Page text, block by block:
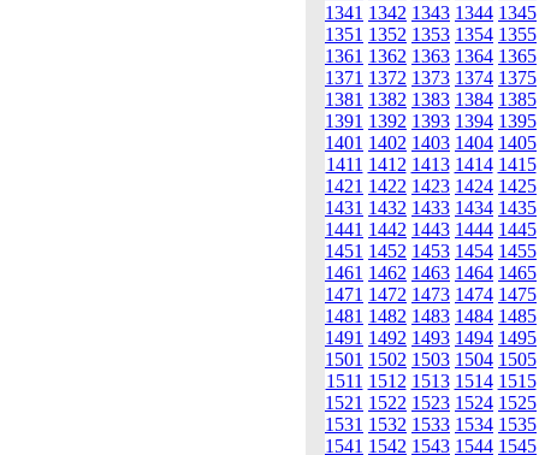
1341 1342 1343 1344 1345
1351 1352 1353 1354 1355
1361 1362 1363 1364 1365
1371 1372 1373 1374 1375
1381 1382 1383 1384 1385
1391 1392 1393 1394 1395
1401 1402 1403 1404 1405
1411 1412 1413 1414 1415
1421 1422 1423 1424 1425
1431 1432 1433 1434 1435
1441 1442 1443 1444 1445
1451 1452 1453 1454 1455
1461 1462 1463 1464 1465
1471 1472 1473 1474 1475
1481 1482 1483 1484 1485
1491 1492 1493 1494 1495
1501 1502 1503 1504 1505
1511 1512 1513 1514 1515
1521 1522 1523 1524 1525
1531 1532 1533 1534 1535
1541 1542 1543 1544 1545